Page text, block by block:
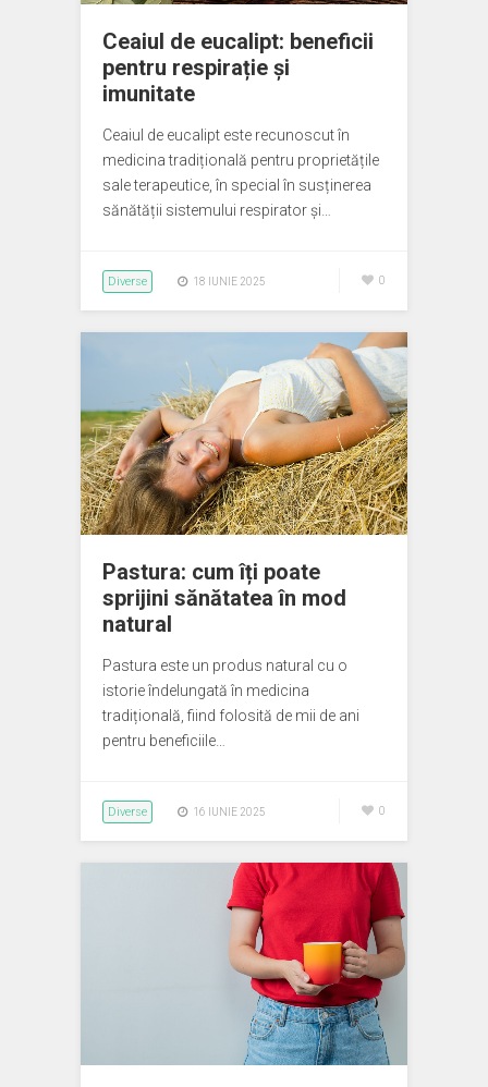
Ceaiul de eucalipt: beneficii
pentru respirație și
imunitate
Ceaiul de eucalipt este recunoscut în
medicina tradițională pentru proprietățile
sale terapeutice, în special în susținerea
sănătății sistemului respirator și…
Diverse 18 IUNIE 2025 0
Pastura: cum îți poate
sprijini sănătatea în mod
natural
Pastura este un produs natural cu o
istorie îndelungată în medicina
tradițională, fiind folosită de mii de ani
pentru beneficiile…
Diverse 16 IUNIE 2025 0